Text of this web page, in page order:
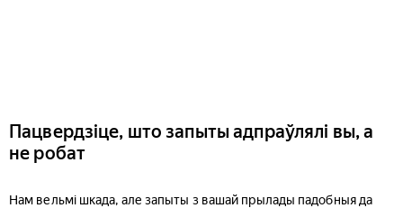
Пацвердзіце, што запыты адпраўлялі вы, а
не робат
Нам вельмі шкада, але запыты з вашай прылады падобныя да